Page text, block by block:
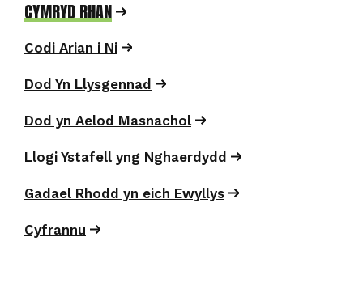
CYMRYD RHAN
Codi Arian i Ni
Dod Yn Llysgennad
Dod yn Aelod Masnachol
Llogi Ystafell yng Nghaerdydd
Gadael Rhodd yn eich Ewyllys
Cyfrannu